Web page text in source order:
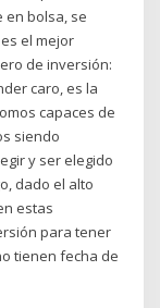
en bolsa, se
el mejor
de inversión:
caro, es la
capaces de
siendo
y ser elegido
dado el alto
estas
para tener
tienen fecha de